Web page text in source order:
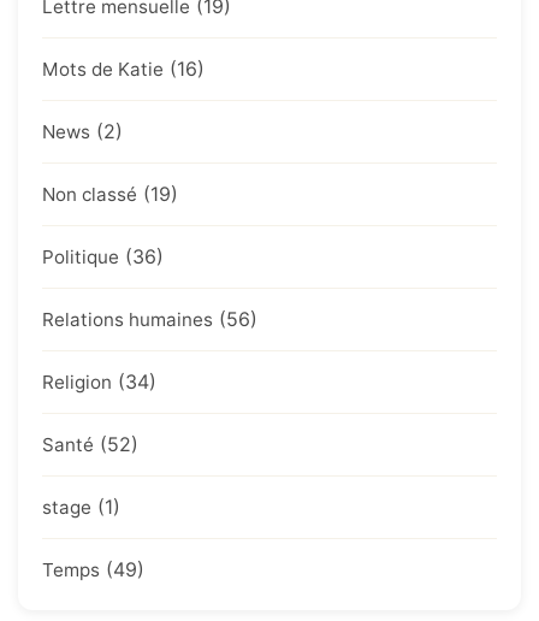
Lettre mensuelle (19)
Mots de Katie (16)
News (2)
Non classé (19)
Politique (36)
Relations humaines (56)
Religion (34)
Santé (52)
stage (1)
Temps (49)